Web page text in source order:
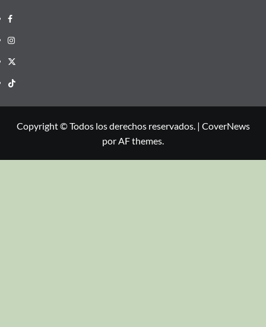
Copyright © Todos los derechos reservados. | CoverNews
por AF themes.